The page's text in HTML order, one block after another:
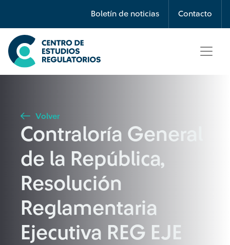
Boletín de noticias Contacto
Búsqueda
Seleccione país
Buscar
Volver
Contraloría General
de la República,
Resolución
Reglamentaria
Ejecutiva REG EJE